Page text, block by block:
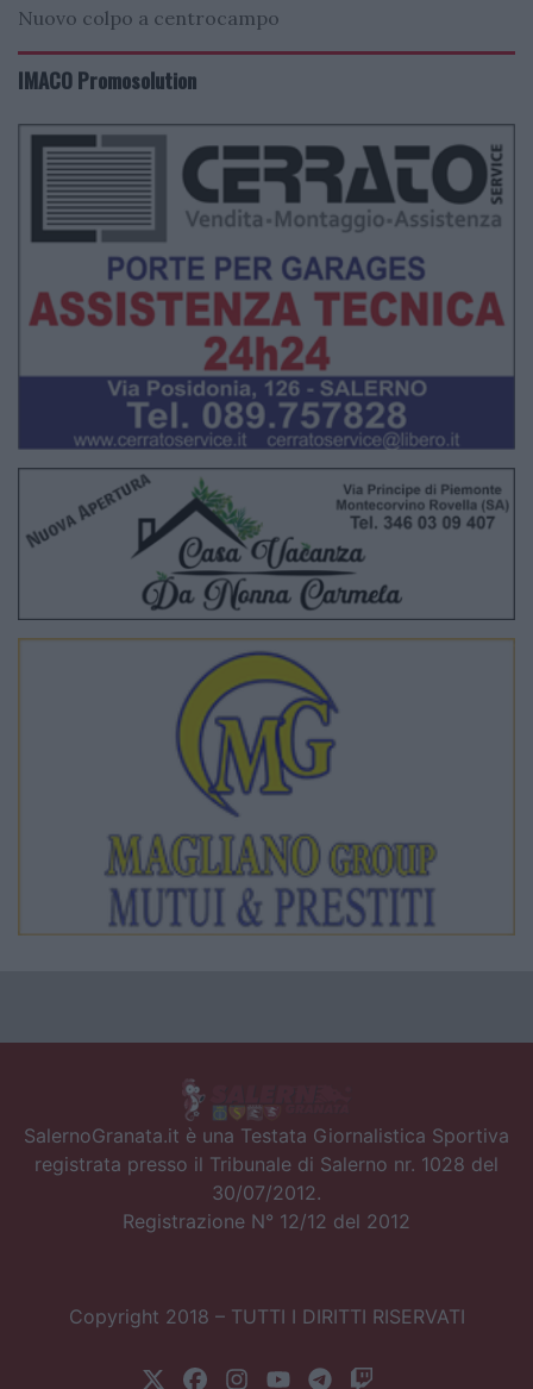
Nuovo colpo a centrocampo
IMACO Promosolution
SalernoGranata.it è una Testata Giornalistica Sportiva
registrata presso il Tribunale di Salerno nr. 1028 del
30/07/2012.
Registrazione N° 12/12 del 2012
Copyright 2018 – TUTTI I DIRITTI RISERVATI